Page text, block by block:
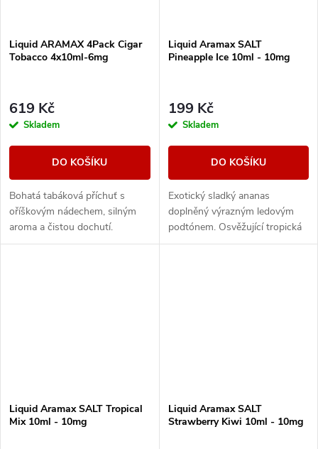
Liquid ARAMAX 4Pack Cigar
Tobacco 4x10ml-6mg
619 Kč
Skladem
DO KOŠÍKU
Bohatá tabáková příchuť s
oříškovým nádechem, silným
aroma a čistou dochutí.
Liquid Aramax SALT
Pineapple Ice 10ml - 10mg
199 Kč
Skladem
DO KOŠÍKU
Exotický sladký ananas
doplněný výrazným ledovým
podtónem. Osvěžující tropická
příchuť s chladivým
Liquid Aramax SALT Tropical
Mix 10ml - 10mg
Liquid Aramax SALT
Strawberry Kiwi 10ml - 10mg